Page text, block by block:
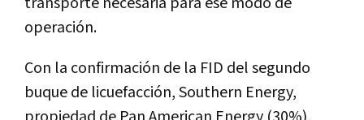
operación.
Con la confirmación de la FID del segundo
buque de licuefacción, Southern Energy,